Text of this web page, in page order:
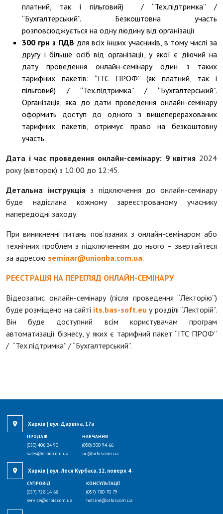
платний, так і пільговий) / “Тех.підтримка” /
“Бухгалтерський”. Безкоштовна участь
розповсюджується на одну людину від організації
300 грн з ПДВ для всіх інших учасників, в тому числі за
другу і більше осіб від організації, у якої є діючий на
дату проведення онлайн-семінару один з таких
тарифних пакетів: “ІТС ПРОФ” (як платний, так і
пільговий) / “Тех.підтримка” / “Бухгалтерський”.
Організація, яка до дати проведення онлайн-семінару
оформить доступ до одного з вищеперерахованих
тарифних пакетів, отримує право на безкоштовну
участь.
Дата і час проведення онлайн-семінару: 9 квітня 2024
року (вівторок) з 10:00 до 12:45.
Детальна інструкціяз підключення до онлайн-семінару
буде надіслана кожному зареєстрованому учаснику
напередодні заходу.
При виникненні питань пов’язаних з онлайн-семінаром або
технічних проблем з підключенням до нього – звертайтеся
за адресою seminar@unionba.com.ua.
РЕЄСТРАЦІЯ НА ПЕРЕГЛЯД ОНЛАЙН-СЕМІНАРУ
Відеозапис онлайн-семінару (після проведення “Лекторію”)
буде розміщено на сайті its.bas-soft.eu у розділі “Лекторій”.
Він буде доступний всім користувачам програм
автоматизації бізнесу, у яких є тарифний пакет “ІТС ПРОФ”
/ “Тех.підтримка” / “Бухгалтерський”.
Харків | вул. Дарвіна, 17а
ПРОДАЖ
(050) 406 24 90
sales@orbis.com.ua
НАВЧАННЯ
(050) 300 94 66
uc@orbis.com.ua
Харків | вул. Леся Курбаса, 12, поверх 4
СУПРОВІД
(057) 728 14 68
service@orbis.com.ua
КОНСУЛЬТАЦІЇ
(057) 780 70 79
hotline@orbis.com.ua